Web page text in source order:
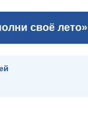
своё лето»